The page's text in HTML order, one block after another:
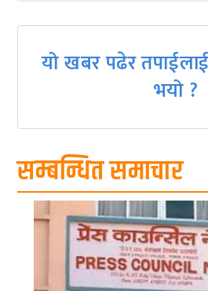
यो खबर पढेर
भयो ?
सम्बन्धित समाचार